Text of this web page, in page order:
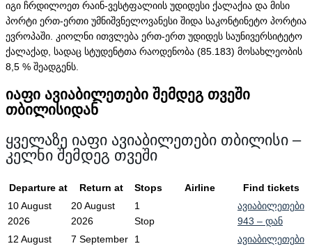
იგი ჩრდილოეთ რაინ-ვესტფალიის უდიდესი ქალაქია და მისი
პორტი ერთ-ერთი უმნიშვნელოვანესი შიდა საკონტინეტო პორტია
ევროპაში. კიოლნი ითვლება ერთ-ერთ უდიდეს საუნივერსიტეტო
ქალაქად, სადაც სტუდენტთა რაოდენობა (85.183) მოსახლეობის
8,5 % შეადგენს.
იაფი ავიაბილეთები შემდეგ თვეში
თბილისიდან
ყველაზე იაფი ავიაბილეთები თბილისი –
კელნი შემდეგ თვეში
Departure at Return at Stops Airline
Find tickets
10 August
2026
20 August
2026
1
Stop
ავიაბილეთები
943 – დან
12 August
7 September
1
ავიაბილეთები